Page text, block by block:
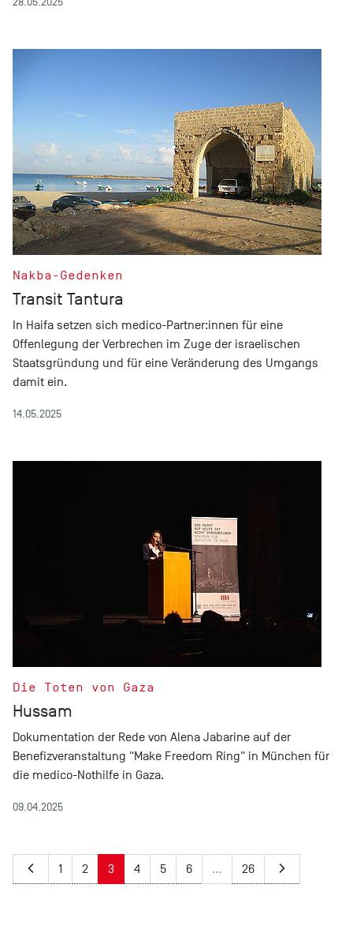
Nakba-Gedenken
Transit Tantura
In Haifa setzen sich medico-Partner:innen für eine
Offenlegung der Verbrechen im Zuge der israelischen
Staatsgründung und für eine Veränderung des Umgangs
damit ein.
14.05.2025
Die Toten von Gaza
Hussam
Dokumentation der Rede von Alena Jabarine auf der
Benefizveranstaltung "Make Freedom Ring" in München für
die medico-Nothilfe in Gaza.
09.04.2025
1 2 3 4 5 6 … 26